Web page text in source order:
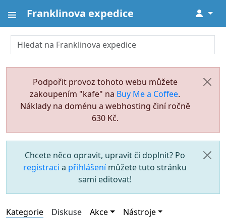
Franklinova expedice ↓
Podpořit provoz tohoto webu můžete
zakoupením "kafe" na Buy Me a Coffee.
Náklady na doménu a webhosting činí ročně
630 Kč.
Chcete něco opravit, upravit či doplnit? Po
registraci a přihlášenímůžete tuto stránku
sami editovat!
Kategorie Diskuse Akce Nástroje